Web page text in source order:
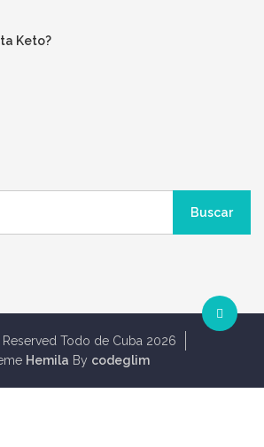
Keto?
Todo de Cuba 2026
Hemila By codeglim